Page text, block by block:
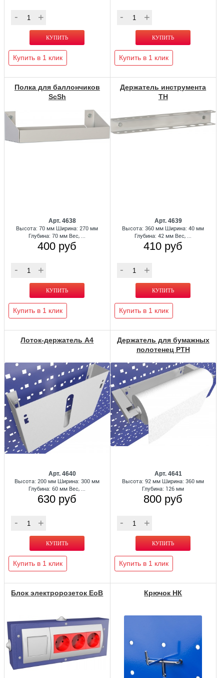
Купить в 1 клик Купить в 1 клик
Полка для баллончиков
ScSh
Арт. 4638
Высота: 70 мм Ширина: 270 мм
Глубина: 70 мм Вес, ...
400 руб
Купить в 1 клик
Держатель инструмента
TH
Арт. 4639
Высота: 360 мм Ширина: 40 мм
Глубина: 42 мм Вес, ...
410 руб
Купить в 1 клик
Лоток-держатель А4
Арт. 4640
Высота: 200 мм Ширина: 300 мм
Глубина: 60 мм Вес, ...
630 руб
Купить в 1 клик
Держатель для бумажных
полотенец PTH
Арт. 4641
Высота: 92 мм Ширина: 360 мм
Глубина: 126 мм
800 руб
Купить в 1 клик
Блок электророзеток EoB Крючок НК